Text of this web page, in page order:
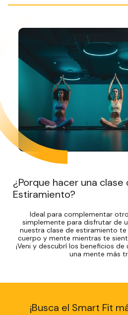
¿Porque hacer una clase
Estiramiento?
Ideal para complementar
simplemente para disfrutar de
nuestra clase de estiramiento
cuerpo y mente mientras te
¡Veni y descubrí los beneficios
una mente más
¡Busca el Smart Fit